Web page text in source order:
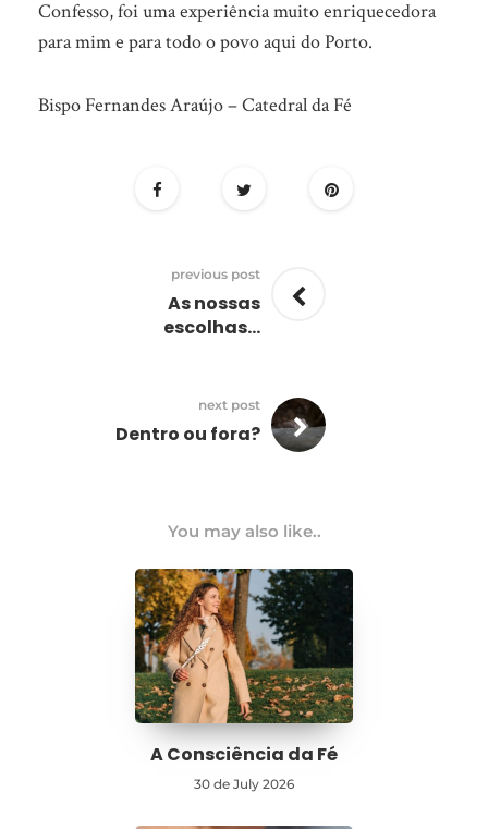
Confesso, foi uma experiência muito enriquecedora
para mim e para todo o povo aqui do Porto.
Bispo Fernandes Araújo – Catedral da Fé
previous post
As nossas
escolhas…
next post
Dentro ou fora?
You may also like..
A Consciência da Fé
30 de July 2026